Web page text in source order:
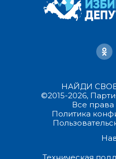
НАЙДИ
©2015-2026,
Все
Политика